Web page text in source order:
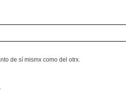
de sí mismx como del otrx.